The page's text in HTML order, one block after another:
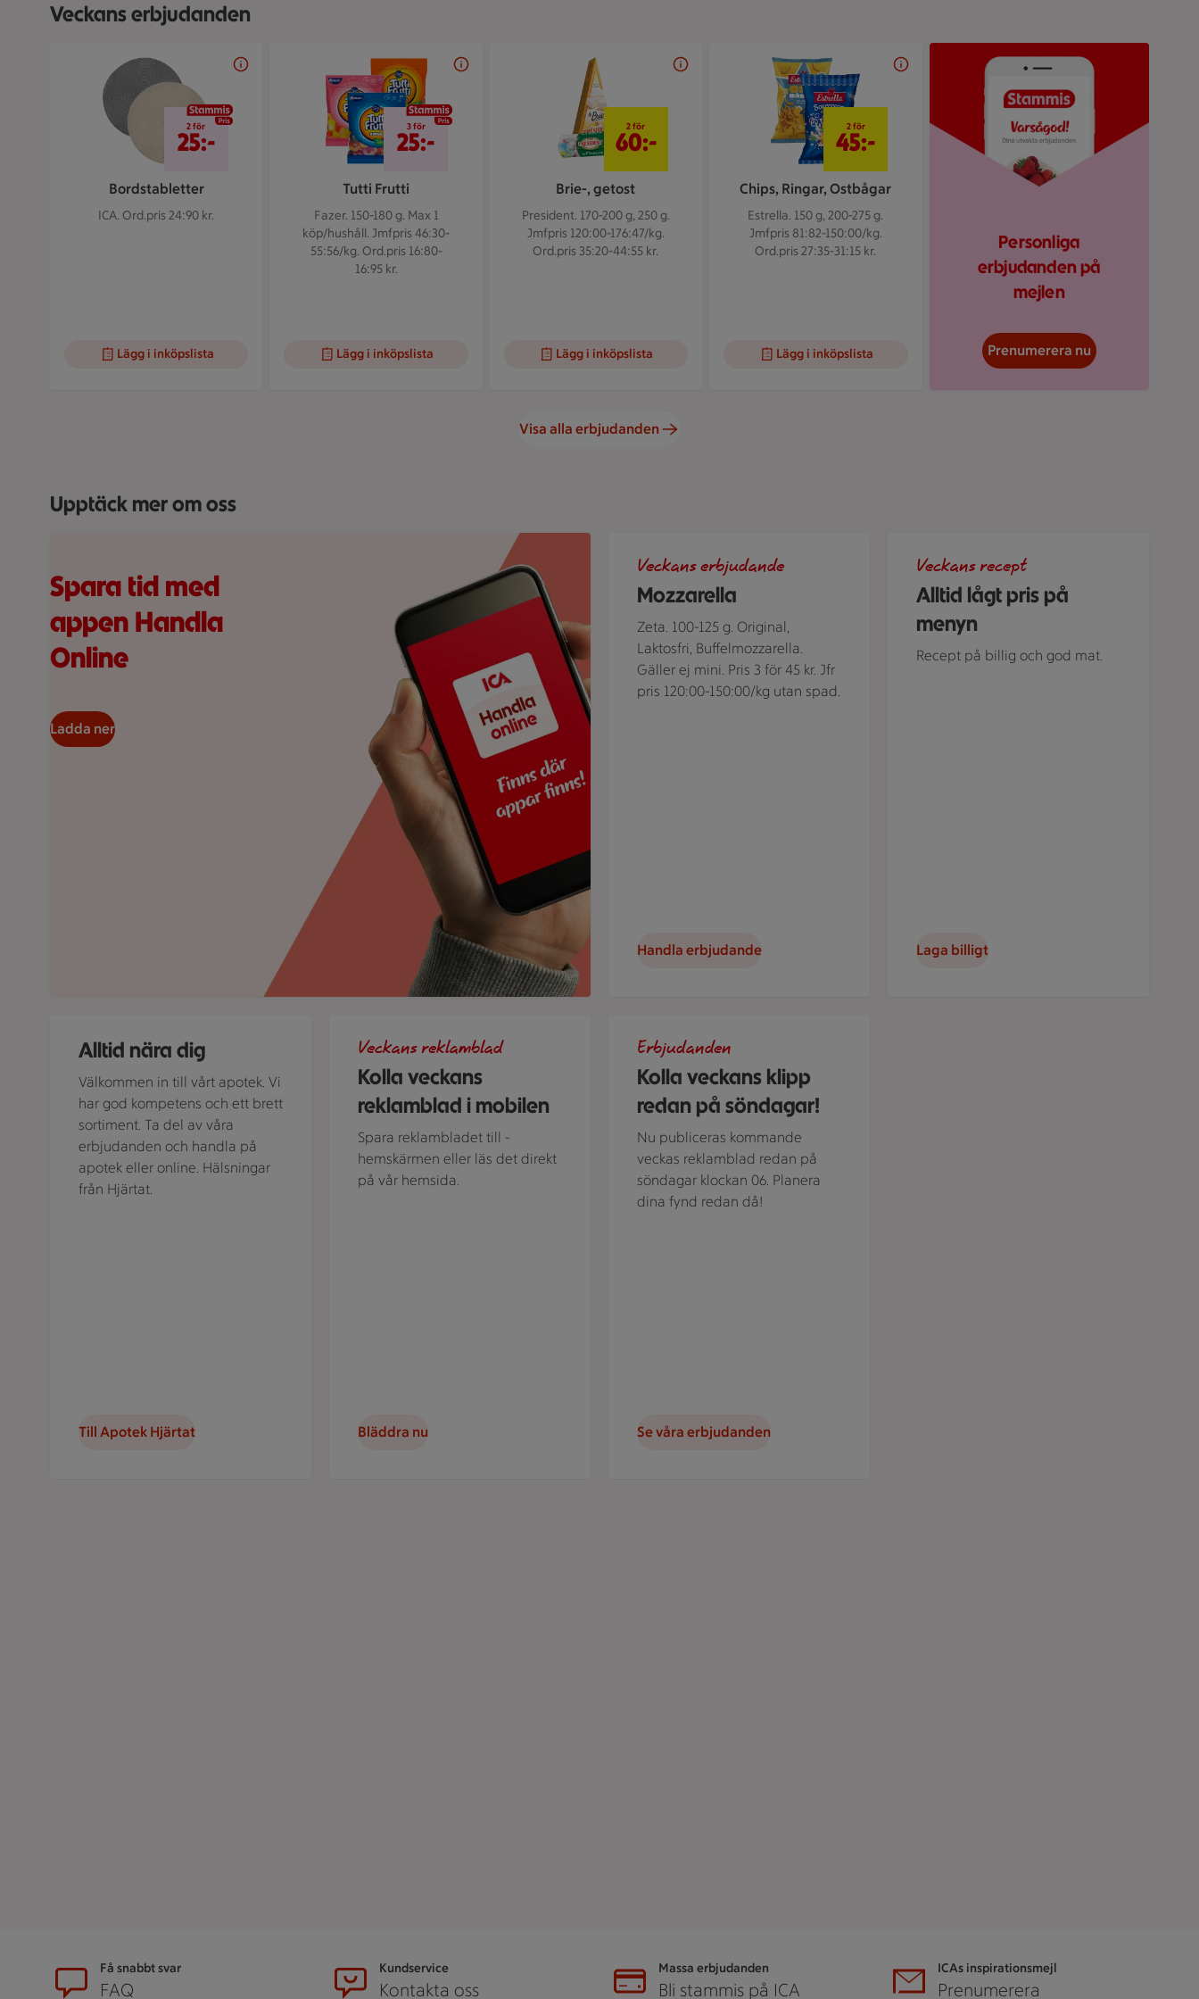
Veckans erbjudanden
Bildspel med 5 bilder.
Bordstabletter
ICA. Ord.pris 24:90 kr.
2 för 25 kr
2 för
25:-
Lägg i inköpslista
Tutti Frutti
Fazer. 150-180 g. Max 1
köp/hushåll. Jmfpris 46:30-
55:56/kg. Ord.pris 16:80-
16:95 kr.
3 för 25 kr
3 för
25:-
Lägg i inköpslista
Brie-, getost
President. 170-200 g, 250 g.
Jmfpris 120:00-176:47/kg.
Ord.pris 35:20-44:55 kr.
2 för
60:-
Lägg i inköpslista
Chips, Ringar, Ostbågar
Estrella. 150 g, 200-275 g.
Jmfpris 81:82-150:00/kg.
Ord.pris 27:35-31:15 kr.
2 för
45:-
Lägg i inköpslista
Bild på en mobiltelefon
Personliga
erbjudanden på
mejlen
Prenumerera nu
Visa alla erbjudanden
Upptäck mer om oss
Hand håller smartphone med ICA Handla online-app och texten "Finns där appar finns".
Spara tid med
appen Handla
Online
Ladda ner
Mozzarella
Veckans erbjudande
Zeta. 100-125 g. Original,
Laktosfri, Buffelmozzarella.
Gäller ej mini. Pris 3 för 45 kr. Jfr
pris 120:00-150:00/kg utan spad.
Handla erbjudande
Alltid lågt pris på
menyn
Veckans recept
Recept på billig och god mat.
Laga billigt
Alltid nära dig
Välkommen in till vårt apotek. Vi
har god kompetens och ett brett
sortiment. Ta del av våra
erbjudanden och handla på
apotek eller online. Hälsningar
från Hjärtat.
Till Apotek Hjärtat
Kolla veckans
reklamblad i mobilen
Veckans reklamblad
Spara reklambladet till ­
hemskärmen eller läs det direkt
på vår hemsida.
Bläddra nu
Kolla veckans klipp
redan på söndagar!
Erbjudanden
Nu publiceras kommande
veckas reklamblad redan på
söndagar klockan 06. Planera
dina fynd redan då!
Se våra erbjudanden
SidfotFå snabbt svar
FAQ
Kundservice
Kontakta oss
Massa erbjudanden
Bli stammis på ICA
ICAs inspirationsmejl
Prenumerera